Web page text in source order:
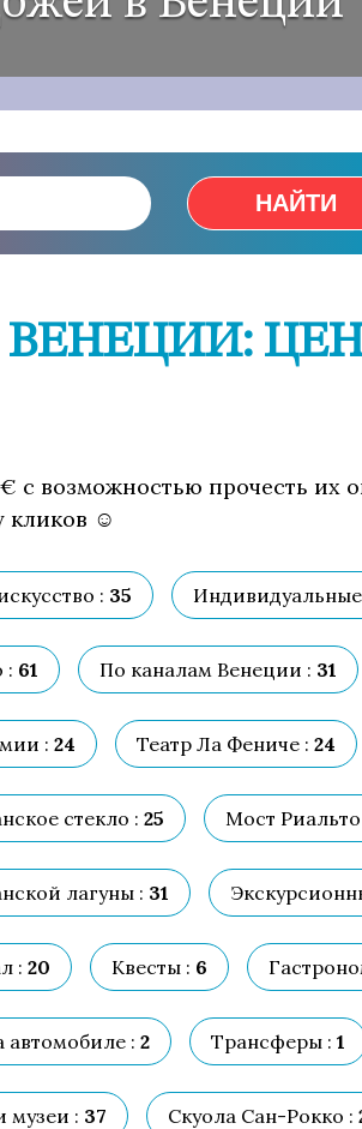
НАЙТИ
ВЕНЕЦИИ:
с возможностью прочесть их
кликов ☺
: 35
: 61 По каналам Венеции : 31
: 24 Театр Ла Фениче : 24
стекло : 25 Мост Риальто
лагуны : 31
: 20 Квесты : 6
автомобиле : 2 Трансферы : 1
музеи : 37 Скуола Сан-Рокко :